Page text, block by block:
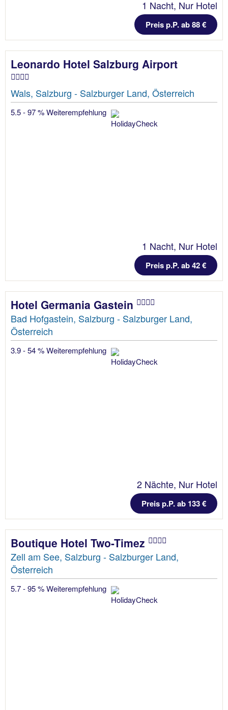
1 Nacht, Nur Hotel
Preis p.P. ab 88 €
Leonardo Hotel Salzburg Airport
Wals, Salzburg - Salzburger Land, Österreich
5.5 - 97 % Weiterempfehlung
1 Nacht, Nur Hotel
Preis p.P. ab 42 €
Hotel Germania Gastein
Bad Hofgastein, Salzburg - Salzburger Land,
Österreich
3.9 - 54 % Weiterempfehlung
2 Nächte, Nur Hotel
Preis p.P. ab 133 €
Boutique Hotel Two-Timez
Zell am See, Salzburg - Salzburger Land,
Österreich
5.7 - 95 % Weiterempfehlung